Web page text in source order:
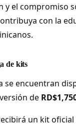
y el compromiso
con la
de kits
se encuentran
de
un kit